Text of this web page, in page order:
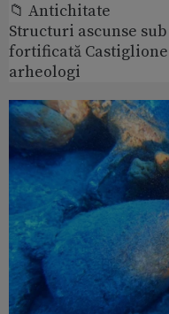
📁 Antichitate
Structuri ascunse
fortificată
arheologi